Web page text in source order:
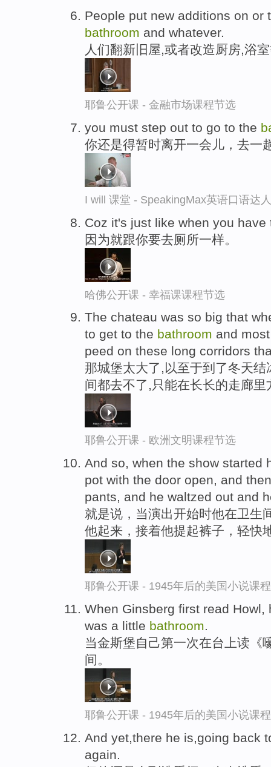
People put new additions on or
bathroom and whatever.
人们翻新旧屋,或者改造厨房,浴
耶鲁公开课 - 金融市场课程节选
you must step out to go to the
你还是得暂时离开一会儿，去一
I will 课堂 - SpeakingMax英语口语达人
Coz it's just like when you
因为就跟你要去厕所一样。
哈佛公开课 - 幸福课课程节选
The chateau was so big that
to get to the bathroom and
peed on these long corridors
那城堡太大了,以至于到了冬天
间都去不了,只能在长长的走廊
耶鲁公开课 - 欧洲文明课程节选
And so, when the show started
pot with the door open, and
pants, and he waltzed out and
就是说，当演出开始时他在卫生
他起来，接着他提起裤子，轻快
耶鲁公开课 - 1945年后的美国小说课
When Ginsberg first read
was a little bathroom.
当金斯堡自己第一次在台上读《
间。
耶鲁公开课 - 1945年后的美国小说课
And yet,there he is,going back
again.